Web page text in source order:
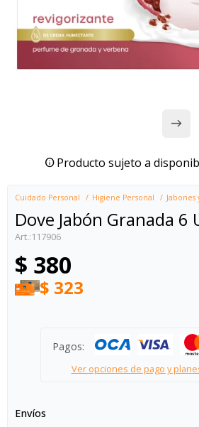
Producto sujeto a
Cuidado Personal Higiene Personal Jabones
Dove Jabón Granada 6
117906
$ 380
$ 323
Pagos:
Ver opciones de pago y
Envíos